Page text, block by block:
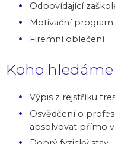
Odpovídající
Motivační program
Firemní oblečení
Koho hledáme
Výpis z rejstříku
Osvědčení o
absolvovat přímo